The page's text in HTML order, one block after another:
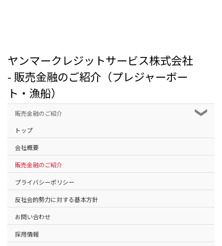
ヤンマークレジットサービス株式会社
- 販売金融のご紹介（プレジャーボー
ト・漁船）
トップ
会社概要
販売金融のご紹介
プライバシーポリシー
反社会的勢力に対する基本方針
お問い合わせ
採用情報
販売金融のご紹介